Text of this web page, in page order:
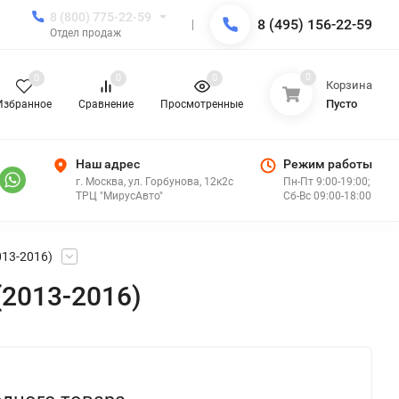
8 (800) 775-22-59
Отдел продаж 8 (495) 156-22-59
0
Сравнение
0
Просмотренные
0 0
Корзина
Пусто
Наш адрес
г. Москва, ул. Горбунова, 12к2с
ТРЦ "МирусАвто"
Режим работы
Пн-Пт 9:00-19:00;
Сб-Вс 09:00-18:00
2016)
2016)